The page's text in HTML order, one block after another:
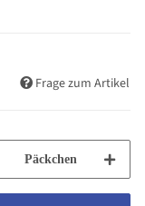
Frage zum Artikel
Päckchen